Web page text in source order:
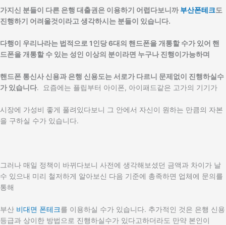
가지신 분들이 다른 은행 대출권은 이용하기 어렵다보니까 부산폰테크도
진행하기 어려울것이라고 생각하시는 분들이 있습니다.
다행이 우리나라는 법적으로 1인당 6대의 핸드폰을 개통할 수가 있어 핸
드폰을 개통할 수 있는 성인 이상의 분이라면 누구나 진행이가능하며
핸드폰 통신사 신용과 은행 신용도는 서로가 다르니 문제없이 진행하실수
가 있습니다. 요즘에는 플립부터 아이폰, 아이패드같은 고가의 기기가
시장에 가성비 좋게 풀려있다보니 그 안에서 자신이 원하는 만큼의 자본
을 구하실 수가 있습니다.
그러나 매일 정책이 바뀌다보니 사전에 생각해보셨던 금액과 차이가 날
수 있으내 미리 철저하게 알아보신 다음 기준에 총족하면 업체에 문의를
통해
부산 비대면 폰테크를 이용하실 수가 있습니다. 추가적인 것은 은행 신용
등급과 상이한 방법으로 진행하실수가 있다고하더라도 만약 본인이